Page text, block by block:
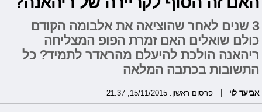
3 שנים לאחר שהוציאה את אלבומה הקודם
כולם שואלים האם זמרת הפופ המצליחה
ריהאנה הולכת להיעלם מהראדר לתמיד? כל
התשובות בכתבה המלאה
אביעד לוי פרסום ראשון: 15/11/2015, 21:37